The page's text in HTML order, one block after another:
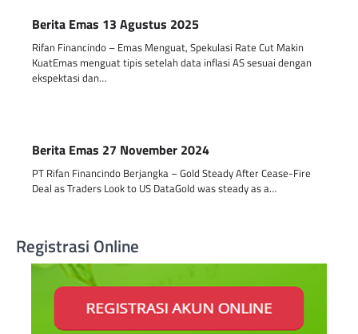
Berita Emas 13 Agustus 2025
Rifan Financindo – Emas Menguat, Spekulasi Rate Cut Makin
KuatEmas menguat tipis setelah data inflasi AS sesuai dengan
ekspektasi dan…
Berita Emas 27 November 2024
PT Rifan Financindo Berjangka – Gold Steady After Cease-Fire
Deal as Traders Look to US DataGold was steady as a…
Registrasi Online